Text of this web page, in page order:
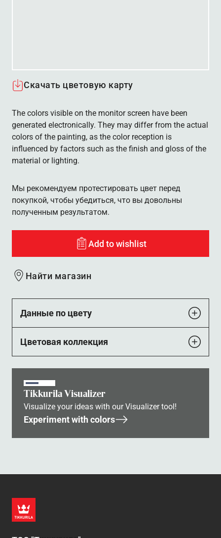
Скачать цветовую карту
The colors visible on the monitor screen have been
generated electronically. They may differ from the actual
colors of the painting, as the color reception is
influenced by factors such as the finish and gloss of the
material or lighting.
Мы рекомендуем протестировать цвет перед
покупкой, чтобы убедиться, что вы довольны
полученным результатом.
Add to wishlist
Найти магазин
Данные по цвету
Цветовая коллекция
Tikkurila Visualizer
Visualize your ideas with our Visualizer tool!
Experiment with colors